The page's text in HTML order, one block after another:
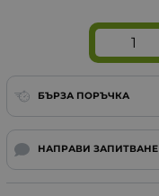
БЪРЗА ПОРЪЧКА
НАПРАВИ ЗАПИТВАНЕ